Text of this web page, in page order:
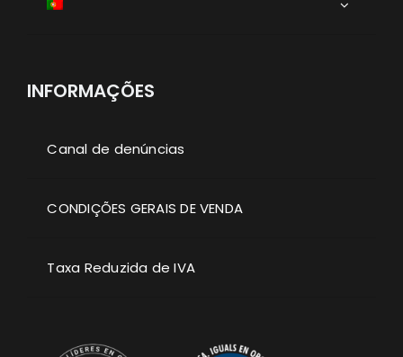
INFORMAÇÕES
Canal de denúncias
CONDIÇÕES GERAIS DE VENDA
Taxa Reduzida de IVA